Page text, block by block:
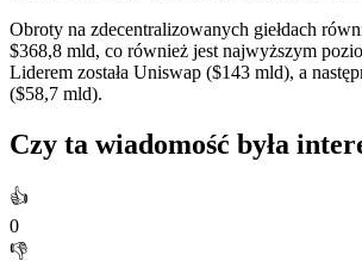
Obroty na zdecentralizowanych giełdach
$368,8 mld, co również jest najwyższym
Liderem została Uniswap ($143 mld), a
($58,7 mld).
Czy ta wiadomość była
👍
0
👎